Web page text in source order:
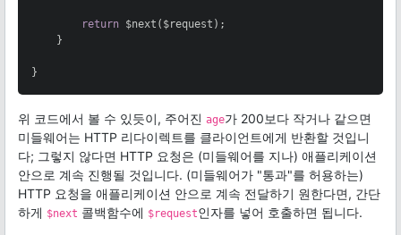
return $next($request);
    }
}
위 코드에서 볼 수 있듯이, 주어진 age가 200보다 작거나 같으면
미들웨어는 HTTP 리다이렉트를 클라이언트에게 반환할 것입니
다; 그렇지 않다면 HTTP 요청은 (미들웨어를 지나) 애플리케이션
안으로 계속 진행될 것입니다. (미들웨어가 "통과"를 허용하는)
HTTP 요청을 애플리케이션 안으로 계속 전달하기 원한다면, 간단
하게 $next 콜백함수에 $request인자를 넣어 호출하면 됩니다.